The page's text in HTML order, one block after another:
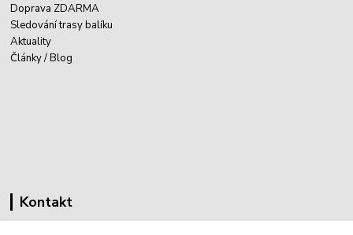
Doprava ZDARMA
Sledování trasy balíku
Aktuality
Články / Blog
Kontakt